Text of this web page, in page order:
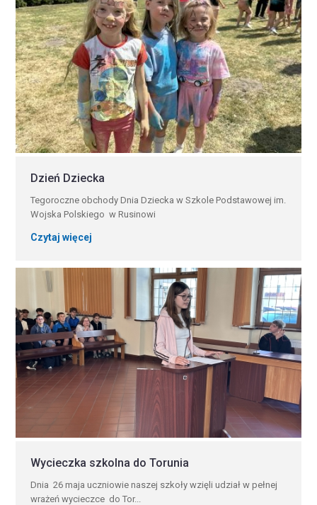
Dzień Dziecka
Tegoroczne obchody Dnia Dziecka w Szkole Podstawowej im.
Wojska Polskiego w Rusinowi
Czytaj więcej
Wycieczka szkolna do Torunia
Dnia 26 maja uczniowie naszej szkoły wzięli udział w pełnej
wrażeń wycieczce do Tor...